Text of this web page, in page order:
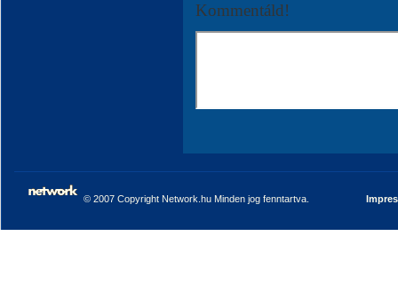
Kommentáld!
© 2007 Copyright Network.hu Minden jog fenntartva.